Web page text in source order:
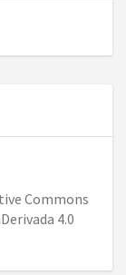
Commons
4.0